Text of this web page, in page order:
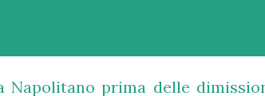
Napolitano prima delle